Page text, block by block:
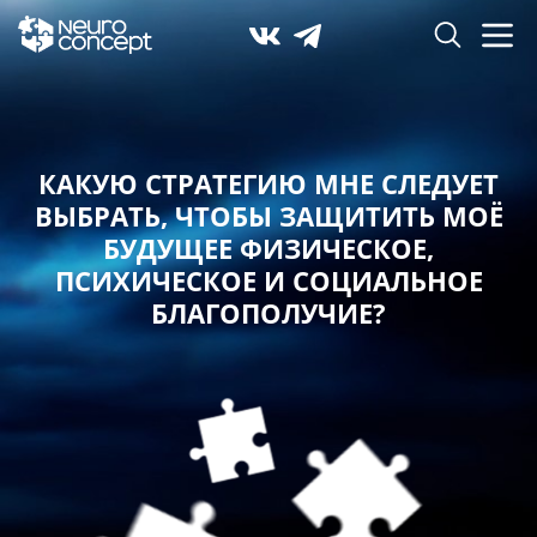
КАКУЮ СТРАТЕГИЮ МНЕ СЛЕДУЕТ
ВЫБРАТЬ,ЧТОБЫ ЗАЩИТИТЬ МОЁ
БУДУЩЕЕ ФИЗИЧЕСКОЕ,
ПСИХИЧЕСКОЕ И СОЦИАЛЬНОЕ
БЛАГОПОЛУЧИЕ?